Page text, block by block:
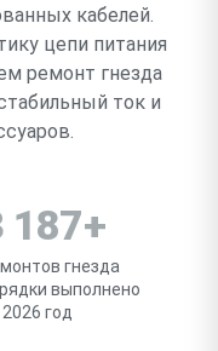
кабелей.
цепи питания
ремонт гнезда
ток и
187+
гнезда
выполнено
год